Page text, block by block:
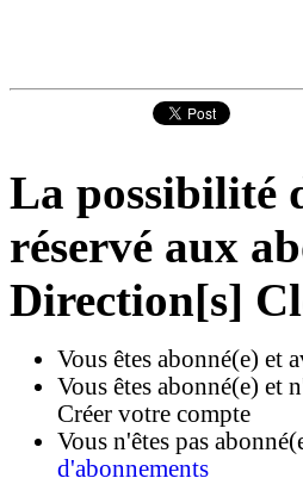
La possibilité
réservé aux
Direction[s]
Vous êtes abonné(e) et
Vous êtes abonné(e) et
Créer votre compte
Vous n'êtes pas
d'abonnements